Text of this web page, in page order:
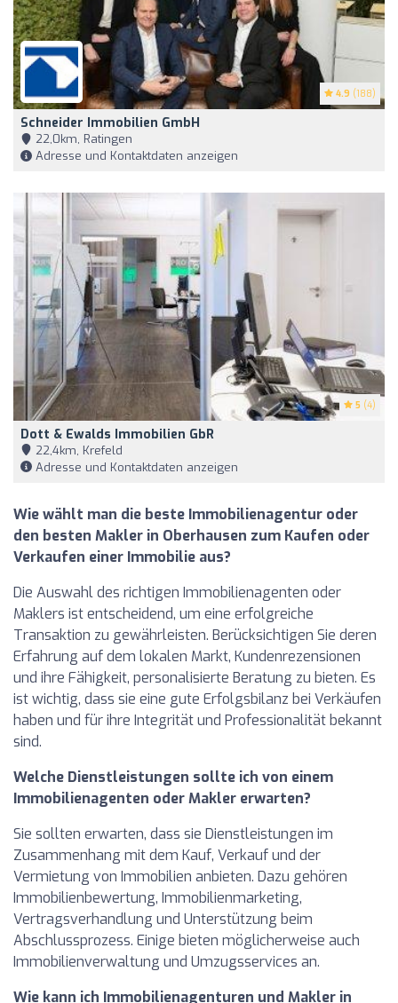
4.9 (188)
Schneider Immobilien GmbH
22,0km, Ratingen
Adresse und Kontaktdaten anzeigen
5 (4)
Dott & Ewalds Immobilien GbR
22,4km, Krefeld
Adresse und Kontaktdaten anzeigen
Wie wählt man die beste Immobilienagentur oder
den besten Makler in Oberhausen zum Kaufen oder
Verkaufen einer Immobilie aus?
Die Auswahl des richtigen Immobilienagenten oder
Maklers ist entscheidend, um eine erfolgreiche
Transaktion zu gewährleisten. Berücksichtigen Sie deren
Erfahrung auf dem lokalen Markt, Kundenrezensionen
und ihre Fähigkeit, personalisierte Beratung zu bieten. Es
ist wichtig, dass sie eine gute Erfolgsbilanz bei Verkäufen
haben und für ihre Integrität und Professionalität bekannt
sind.
Welche Dienstleistungen sollte ich von einem
Immobilienagenten oder Makler erwarten?
Sie sollten erwarten, dass sie Dienstleistungen im
Zusammenhang mit dem Kauf, Verkauf und der
Vermietung von Immobilien anbieten. Dazu gehören
Immobilienbewertung, Immobilienmarketing,
Vertragsverhandlung und Unterstützung beim
Abschlussprozess. Einige bieten möglicherweise auch
Immobilienverwaltung und Umzugsservices an.
Wie kann ich Immobilienagenturen und Makler in